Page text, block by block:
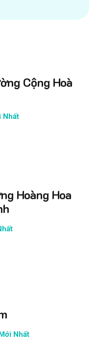
Cộng Hoà
Nhất
Hoàng Hoa
Nhất